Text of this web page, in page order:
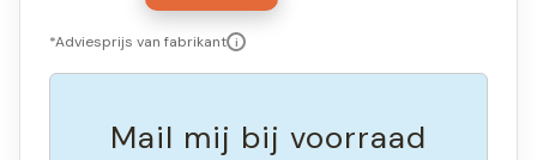
*Adviesprijs van fabrikant i
Mail mij bij voorraad